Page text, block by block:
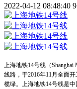
2022-04-12 08:48:40
上海地铁14号线（
线路，于2016年11月全面
榄绿。上海地铁14号线是